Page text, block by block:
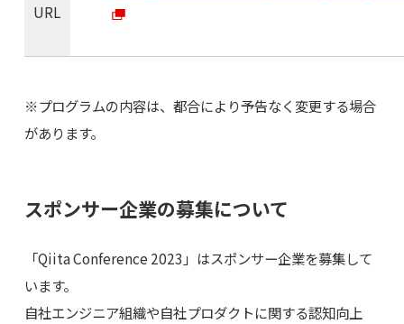
URL
※プログラムの内容は、都合により予告なく変更する場合
があります。
スポンサー企業の募集について
「Qiita Conference 2023」はスポンサー企業を募集して
います。
自社エンジニア組織や自社プロダクトに関する認知向上